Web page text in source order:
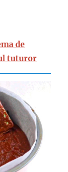
de
tuturor